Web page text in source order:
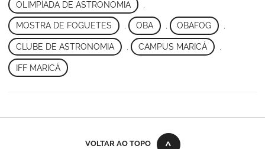
OLIMPÍADA DE ASTRONOMIA
MOSTRA DE FOGUETES , OBA , OBAFOG ,
CLUBE DE ASTRONOMIA CAMPUS MARICÁ
IFF MARICÁ
VOLTAR AO TOPO